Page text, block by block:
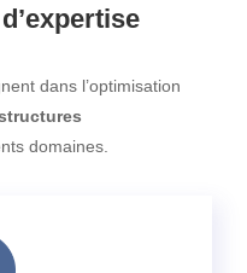
dans l’optimisation
domaines.